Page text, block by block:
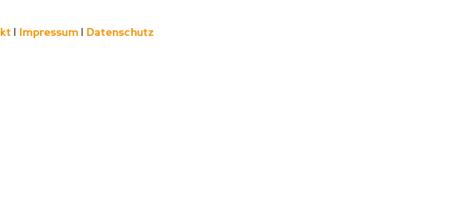
Impressum Datenschutz